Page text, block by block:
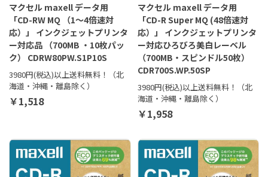
マクセル maxell データ用
「CD-RW MQ （1～4倍速対
応）」 インクジェットプリンタ
ー対応品 （700MB ・10枚パッ
ク） CDRW80PW.S1P10S
3980円(税込)以上送料無料！（北
海道・沖縄・離島除く）
￥1,518
マクセル maxell データ用
「CD-R Super MQ (48倍速対
応）」 インクジェットプリンタ
ー対応ひろびろ美白レーベル
（700MB・スピンドル50枚）
CDR700S.WP.50SP
3980円(税込)以上送料無料！（北
海道・沖縄・離島除く）
￥1,958